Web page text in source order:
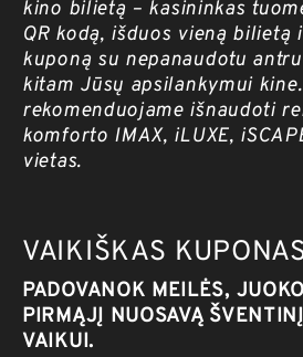
kino bilietą – kasininkas
QR kodą, išduos vieną bilietą
kuponą su nepanaudotu
kitam Jūsų apsilankymui
rekomenduojame išnaudoti
komforto IMAX, iLUXE,
vietas.
VAIKIŠKAS
PADOVANOK MEILĖS,
PIRMĄJĮ NUOSAVĄ
VAIKUI.